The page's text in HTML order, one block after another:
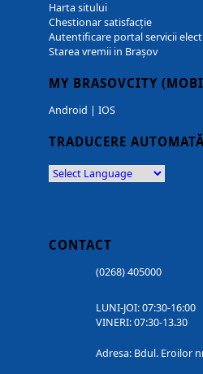
Harta sitului
Chestionar satisfacție
Autentificare portal servicii
Starea vremii in Brașov
MY BRASOVCITY
Android | IOS
TRADUCERE
CONTACT
(0268) 405000
LUNI-JOI: 07:30-16:00
VINERI: 07:30-13.30
Adresa: Bdul. Eroilor